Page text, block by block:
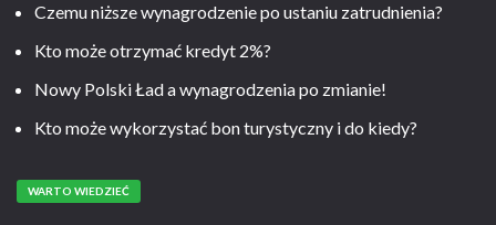
Czemu niższe wynagrodzenie po ustaniu zatrudnienia?
Kto może otrzymać kredyt 2%?
Nowy Polski Ład a wynagrodzenia po zmianie!
Kto może wykorzystać bon turystyczny i do kiedy?
WARTO WIEDZIEĆ